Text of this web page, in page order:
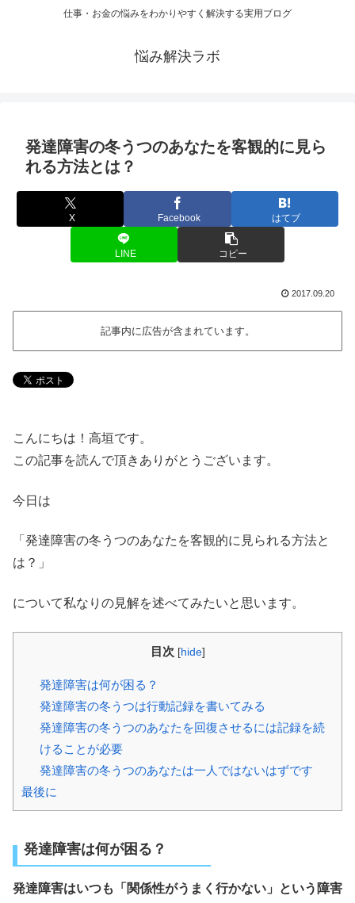
仕事・お金の悩みをわかりやすく解決する実用ブログ
悩み解決ラボ
発達障害の冬うつのあなたを客観的に見ら
れる方法とは？
X Facebook はてブ
LINE コピー
2017.09.20
記事内に広告が含まれています。
こんにちは！高垣です。
この記事を読んで頂きありがとうございます。
今日は
「発達障害の冬うつのあなたを客観的に見られる方法と
は？」
について私なりの見解を述べてみたいと思います。
目次 [hide]
発達障害は何が困る？
発達障害の冬うつは行動記録を書いてみる
発達障害の冬うつのあなたを回復させるには記録を続
けることが必要
発達障害の冬うつのあなたは一人ではないはずです
最後に
発達障害は何が困る？
発達障害はいつも「関係性がうまく行かない」という障害